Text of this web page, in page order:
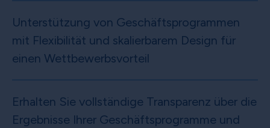
Unterstützung von Geschäftsprogrammen
mit Flexibilität und skalierbarem Design für
einen Wettbewerbsvorteil
Erhalten Sie vollständige Transparenz über die
Ergebnisse Ihrer Geschäftsprogramme und